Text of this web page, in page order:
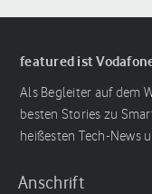
featured ist
Als Begleiter auf dem
besten Stories zu
heißesten Tech-News
Anschrift